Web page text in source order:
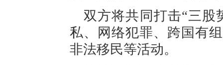
双方将共同打击“三股
私、网络犯罪、跨国有
非法移民等活动。